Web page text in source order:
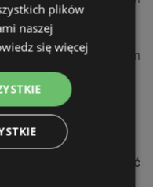
54,82 km
pobliżu
ODLEGŁOŚĆ
plików
naszej
się więcej